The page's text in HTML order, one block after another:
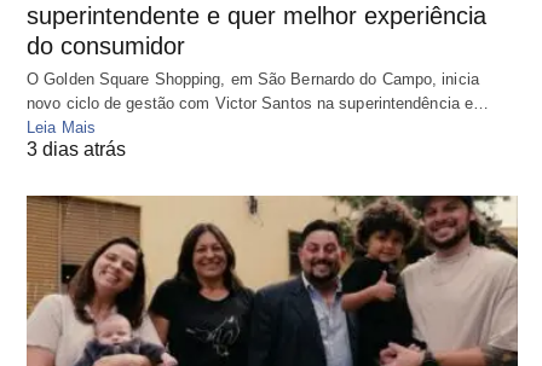
superintendente e quer melhor experiência
do consumidor
O Golden Square Shopping, em São Bernardo do Campo, inicia
novo ciclo de gestão com Victor Santos na superintendência e…
Leia Mais
3 dias atrás